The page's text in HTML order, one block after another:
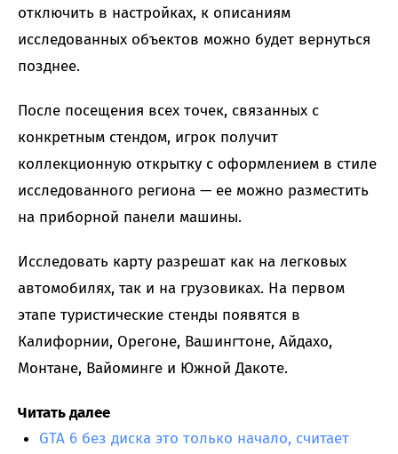
отключить в настройках, к описаниям
исследованных объектов можно будет вернуться
позднее.
После посещения всех точек, связанных с
конкретным стендом, игрок получит
коллекционную открытку с оформлением в стиле
исследованного региона — ее можно разместить
на приборной панели машины.
Исследовать карту разрешат как на легковых
автомобилях, так и на грузовиках. На первом
этапе туристические стенды появятся в
Калифорнии, Орегоне, Вашингтоне, Айдахо,
Монтане, Вайоминге и Южной Дакоте.
Читать далее
GTA 6 без диска это только начало, считает